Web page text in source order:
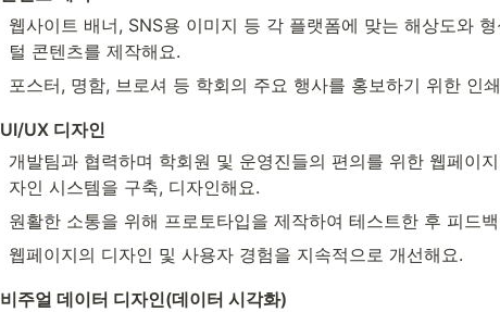
웹사이트 배너, SNS용 이미지 등 각 플랫폼에 맞는 해상도와
털 콘텐츠를 제작해요.
포스터, 명함, 브로셔 등 학회의 주요 행사를 홍보하기 위한 인
UI/UX 디자인
개발팀과 협력하며 학회원 및 운영진들의 편의를 위한 웹페이
자인 시스템을 구축, 디자인해요.
원활한 소통을 위해 프로토타입을 제작하여 테스트한 후 피드
웹페이지의 디자인 및 사용자 경험을 지속적으로 개선해요.
비주얼 데이터 디자인(데이터 시각화)